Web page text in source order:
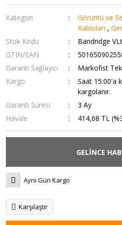
Kategori Görüntü ve
Kabloları ,
Stok Kodu
Bandridge
GTIN/EAN
Garanti Sağlayıcı
Markofist
Kargo
Saat 15:00'a
kargolanır.
Garanti Süresi
3 Ay
Havale
414,68 TL
GELİNCE
Aynı Gün Kargo
Karşılaştır